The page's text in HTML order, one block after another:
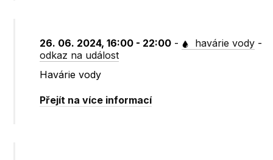
26. 06. 2024, 16:00 - 22:00 - havárie vody -
odkaz na událost
Havárie vody
Přejít na více informací